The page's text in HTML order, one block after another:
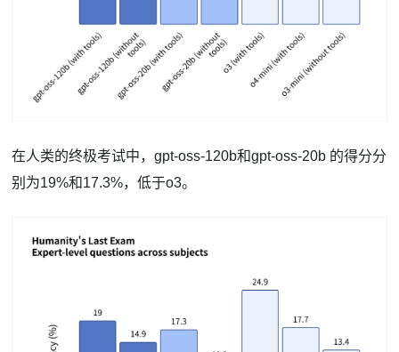
在人类的终极考试中，gpt-oss-120b和gpt-oss-20b 的得分分
别为19%和17.3%，低于o3。